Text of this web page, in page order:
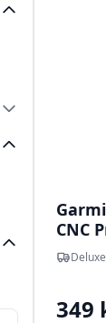
CNC
349